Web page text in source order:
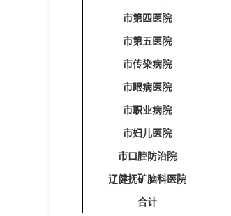
市第四医院
市第五医院
市传染病院
市眼病医院
市职业病院
市妇儿医院
市口腔防治院
辽健抚矿脑科医院
合计